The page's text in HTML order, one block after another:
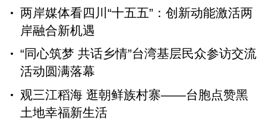
两岸媒体看四川“十五五”：创新动能激活两
岸融合新机遇
“同心筑梦 共话乡情”台湾基层民众参访交流
活动圆满落幕
观三江稻海 逛朝鲜族村寨——台胞点赞黑
土地幸福新生活